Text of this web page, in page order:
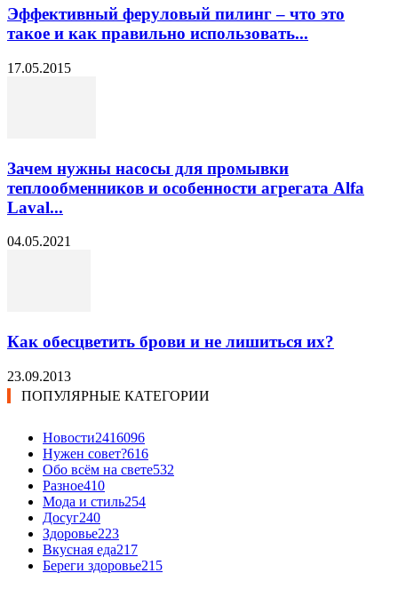
Эффективный феруловый пилинг – что это
такое и как правильно использовать...
17.05.2015
Зачем нужны насосы для промывки
теплообменников и особенности агрегата Alfa
Laval...
04.05.2021
Как обесцветить брови и не лишиться их?
23.09.2013
ПОПУЛЯРНЫЕ КАТЕГОРИИ
Новости2416096
Нужен совет?616
Обо всём на свете532
Разное410
Мода и стиль254
Досуг240
Здоровье223
Вкусная еда217
Береги здоровье215